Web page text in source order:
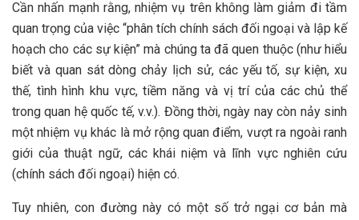
Cần nhấn mạnh rằng, nhiệm vụ trên không làm giảm đi tầm
quan trọng của việc “phân tích chính sách đối ngoại và lập kế
hoạch cho các sự kiện” mà chúng ta đã quen thuộc (như hiểu
biết và quan sát dòng chảy lịch sử, các yếu tố, sự kiện, xu
thế, tình hình khu vực, tiềm năng và vị trí của các chủ thể
trong quan hệ quốc tế, v.v.). Đồng thời, ngày nay còn nảy sinh
một nhiệm vụ khác là mở rộng quan điểm, vượt ra ngoài ranh
giới của thuật ngữ, các khái niệm và lĩnh vực nghiên cứu
(chính sách đối ngoại) hiện có.
Tuy nhiên, con đường này có một số trở ngại cơ bản mà